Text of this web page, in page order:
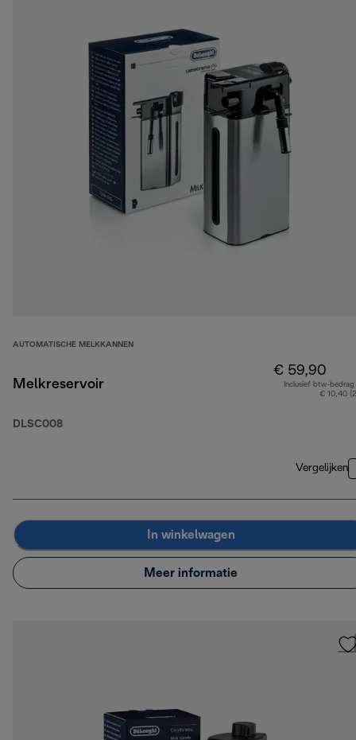
AUTOMATISCHE MELKKANNEN
Melkreservoir
DLSC008
€ 59,90
Inclusief btw-bedrag
€ 10,40
Vergelijken
In winkelwagen
Meer informatie